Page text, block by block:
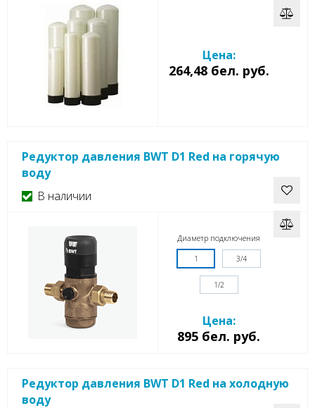
Цена:
264,48 бел. руб.
В наличии
Редуктор давления BWT D1 Red на горячую
воду
Диаметр подключения
1 3/4
1/2
Цена:
895 бел. руб.
Редуктор давления BWT D1 Red на холодную
воду